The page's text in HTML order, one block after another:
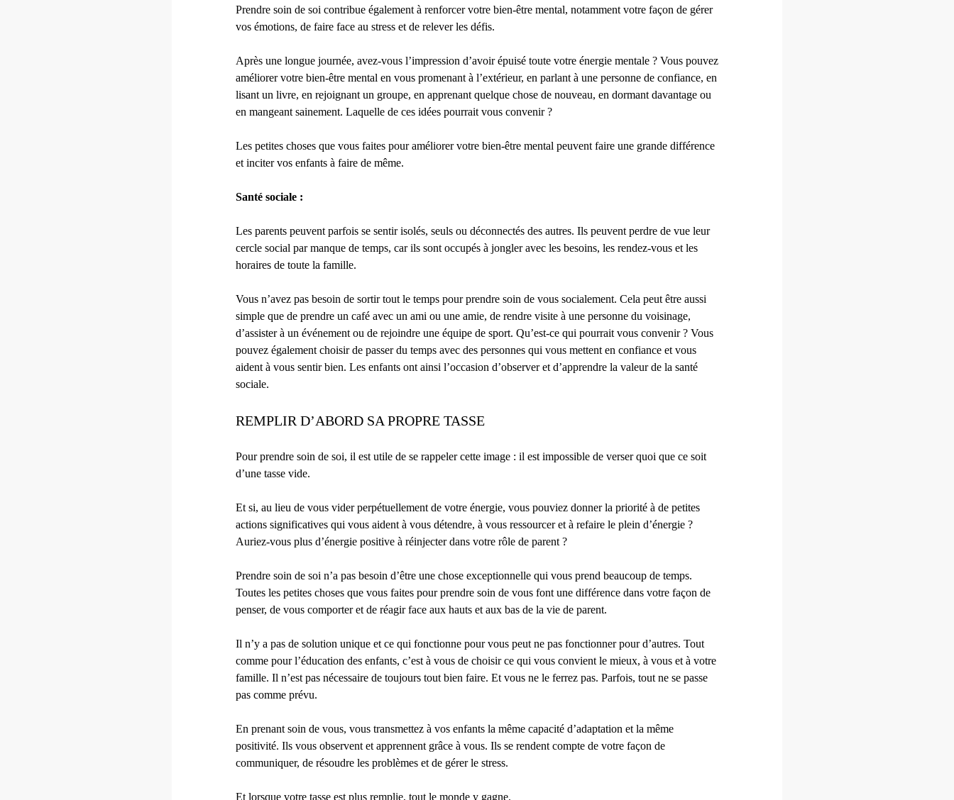
Prendre soin de soi contribue également à renforcer votre bien-être mental, notamment votre façon de gérer
vos émotions, de faire face au stress et de relever les défis.
Après une longue journée, avez-vous l’impression d’avoir épuisé toute votre énergie mentale ? Vous pouvez
améliorer votre bien-être mental en vous promenant à l’extérieur, en parlant à une personne de confiance, en
lisant un livre, en rejoignant un groupe, en apprenant quelque chose de nouveau, en dormant davantage ou
en mangeant sainement. Laquelle de ces idées pourrait vous convenir ?
Les petites choses que vous faites pour améliorer votre bien-être mental peuvent faire une grande différence
et inciter vos enfants à faire de même.
Santé sociale :
Les parents peuvent parfois se sentir isolés, seuls ou déconnectés des autres. Ils peuvent perdre de vue leur
cercle social par manque de temps, car ils sont occupés à jongler avec les besoins, les rendez-vous et les
horaires de toute la famille.
Vous n’avez pas besoin de sortir tout le temps pour prendre soin de vous socialement. Cela peut être aussi
simple que de prendre un café avec un ami ou une amie, de rendre visite à une personne du voisinage,
d’assister à un événement ou de rejoindre une équipe de sport. Qu’est-ce qui pourrait vous convenir ? Vous
pouvez également choisir de passer du temps avec des personnes qui vous mettent en confiance et vous
aident à vous sentir bien. Les enfants ont ainsi l’occasion d’observer et d’apprendre la valeur de la santé
sociale.
REMPLIR D’ABORD SA PROPRE TASSE
Pour prendre soin de soi, il est utile de se rappeler cette image : il est impossible de verser quoi que ce soit
d’une tasse vide.
Et si, au lieu de vous vider perpétuellement de votre énergie, vous pouviez donner la priorité à de petites
actions significatives qui vous aident à vous détendre, à vous ressourcer et à refaire le plein d’énergie ?
Auriez-vous plus d’énergie positive à réinjecter dans votre rôle de parent ?
Prendre soin de soi n’a pas besoin d’être une chose exceptionnelle qui vous prend beaucoup de temps.
Toutes les petites choses que vous faites pour prendre soin de vous font une différence dans votre façon de
penser, de vous comporter et de réagir face aux hauts et aux bas de la vie de parent.
Il n’y a pas de solution unique et ce qui fonctionne pour vous peut ne pas fonctionner pour d’autres. Tout
comme pour l’éducation des enfants, c’est à vous de choisir ce qui vous convient le mieux, à vous et à votre
famille. Il n’est pas nécessaire de toujours tout bien faire. Et vous ne le ferrez pas. Parfois, tout ne se passe
pas comme prévu.
En prenant soin de vous, vous transmettez à vos enfants la même capacité d’adaptation et la même
positivité. Ils vous observent et apprennent grâce à vous. Ils se rendent compte de votre façon de
communiquer, de résoudre les problèmes et de gérer le stress.
Et lorsque votre tasse est plus remplie, tout le monde y gagne.